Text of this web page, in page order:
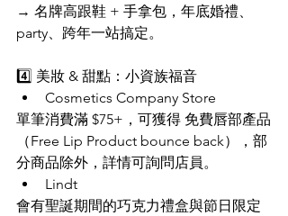
→ 名牌高跟鞋 + 手拿包，年底婚禮、
party、跨年一站搞定。
4️⃣ 美妝 & 甜點：小資族福音
Cosmetics Company Store
單筆消費滿 $75+，可獲得 免費唇部產品
（Free Lip Product bounce back），部
分商品除外，詳情可詢問店員。
Lindt
會有聖誕期間的巧克力禮盒與節日限定